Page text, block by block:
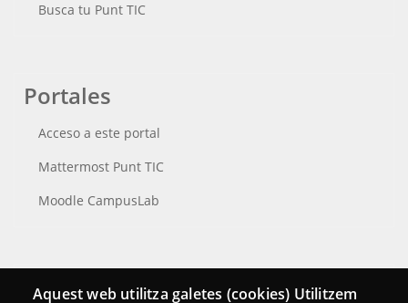
Busca tu Punt TIC
Portales
Acceso a este portal
Mattermost Punt TIC
Moodle CampusLab
Conecta
Aquest web utilitza galetes (cookies) Utilitzem